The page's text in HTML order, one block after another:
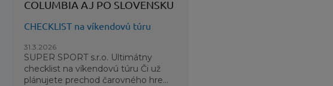
COLUMBIA AJ PO SLOVENSKU
CHECKLIST na víkendovú túru
31.3.2026
SUPER SPORT s.r.o. Ultimátny
checklist na víkendovú túru Či už
plánujete prechod čarovného hre...